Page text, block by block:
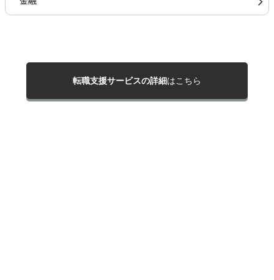
転職支援サービスの詳細はこちら